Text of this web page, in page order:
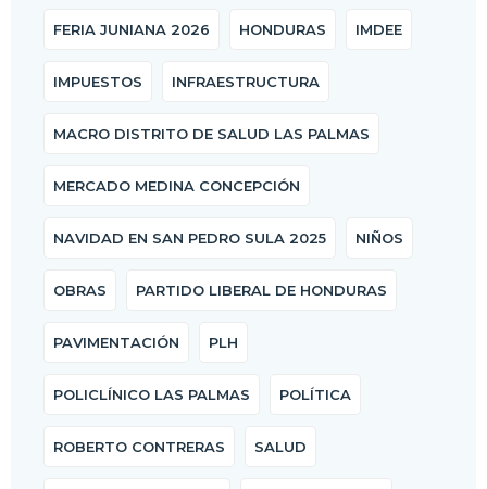
FERIA JUNIANA 2026 HONDURAS IMDEE
IMPUESTOS INFRAESTRUCTURA
MACRO DISTRITO DE SALUD LAS PALMAS
MERCADO MEDINA CONCEPCIÓN
NAVIDAD EN SAN PEDRO SULA 2025 NIÑOS
OBRAS PARTIDO LIBERAL DE HONDURAS
PAVIMENTACIÓN PLH
POLICLÍNICO LAS PALMAS POLÍTICA
ROBERTO CONTRERAS SALUD